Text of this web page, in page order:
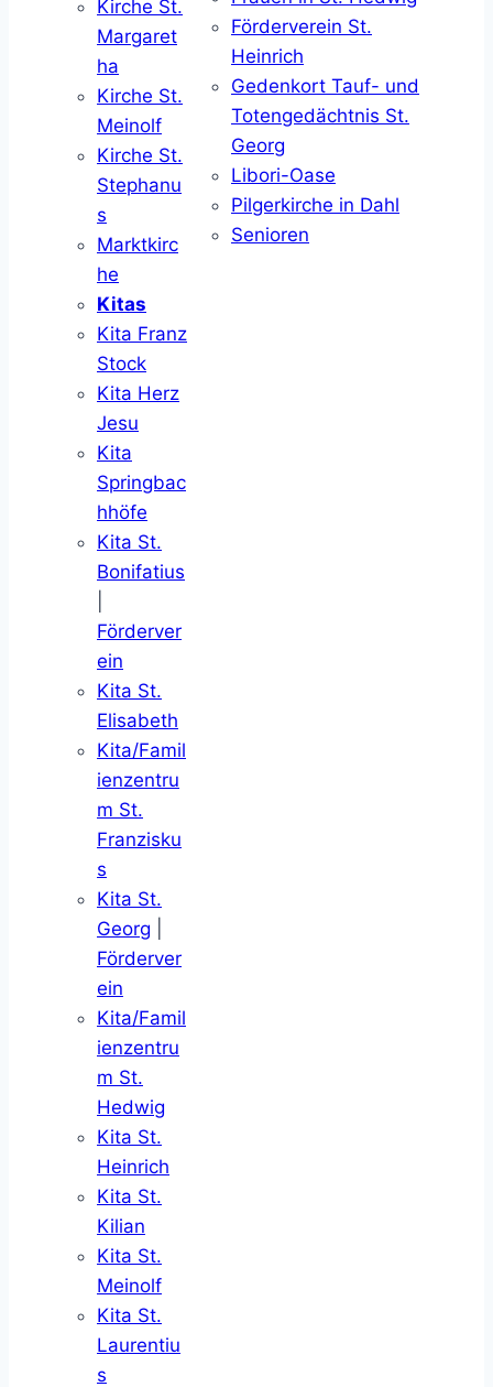
Kirche St.
Margaret
ha
Kirche St.
Meinolf
Kirche St.
Stephanu
s
Marktkirc
he
Kitas
Kita Franz
Stock
Kita Herz
Jesu
Kita
Springbac
hhöfe
Kita St.
Bonifatius
Förderver
ein
Kita St.
Elisabeth
Kita/Famil
ienzentru
m St.
Franzisku
s
Kita St.
Georg
Förderver
ein
Kita/Famil
ienzentru
m St.
Hedwig
Kita St.
Heinrich
Kita St.
Kilian
Kita St.
Meinolf
Kita St.
Laurentiu
s
Förderverein St.
Heinrich
Gedenkort Tauf- und
Totengedächtnis St.
Georg
Libori-Oase
Pilgerkirche in Dahl
Senioren